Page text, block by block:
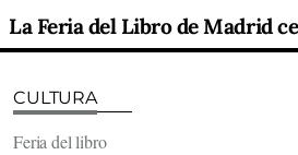
CULTURA
Feria del libro